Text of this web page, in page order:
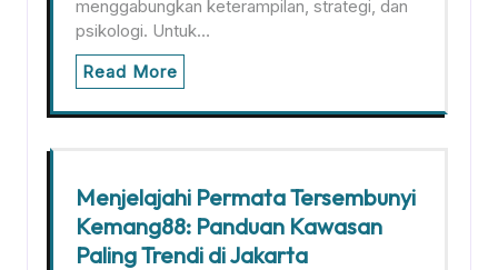
menggabungkan keterampilan, strategi, dan
psikologi. Untuk…
Read More
Menjelajahi Permata Tersembunyi
Kemang88: Panduan Kawasan
Paling Trendi di Jakarta